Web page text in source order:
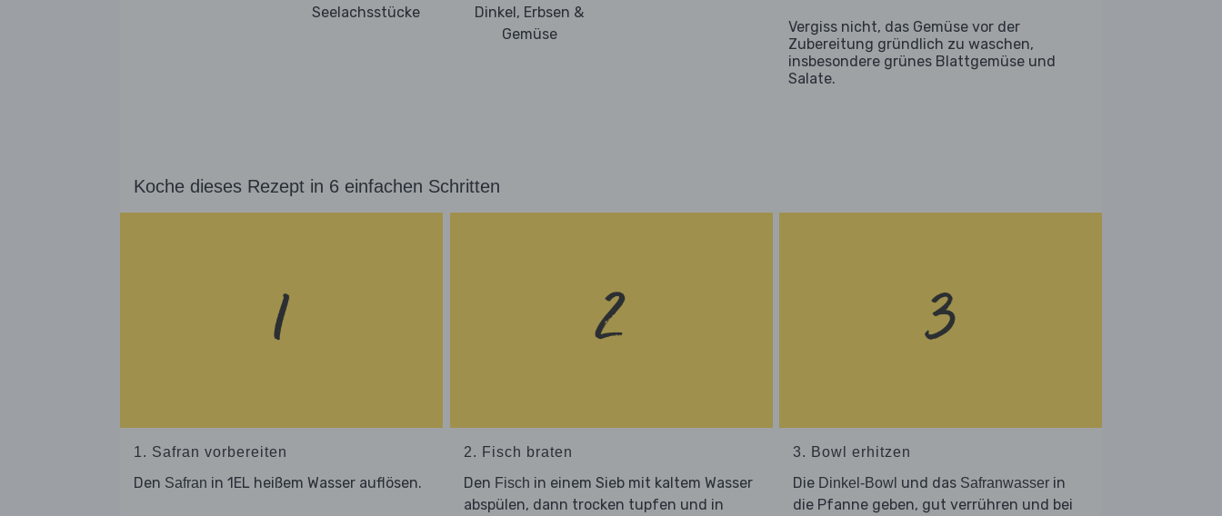
Seelachsstücke
Dinkel, Erbsen &
Gemüse
Vergiss nicht, das Gemüse vor der
Zubereitung gründlich zu waschen,
insbesondere grünes Blattgemüse und
Salate.
Koche dieses Rezept in 6 einfachen Schritten
1. Safran vorbereiten
Den Safran in 1EL heißem Wasser auflösen.
2. Fisch braten
Den Fisch in einem Sieb mit kaltem Wasser
abspülen, dann trocken tupfen und in
3. Bowl erhitzen
Die Dinkel-Bowl und das Safranwasser in
die Pfanne geben, gut verrühren und bei